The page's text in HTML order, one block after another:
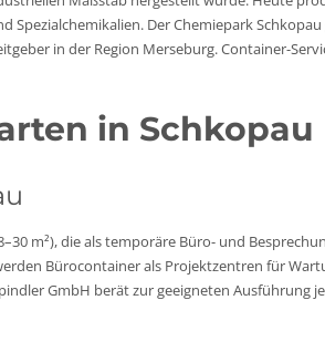
Spezialchemikalien. Der Chemiepark
in der Region Merseburg. Container-
in Schkopau
m²), die als temporäre Büro- und
Bürocontainer als Projektzentren für
GmbH berät zur geeigneten Ausführung